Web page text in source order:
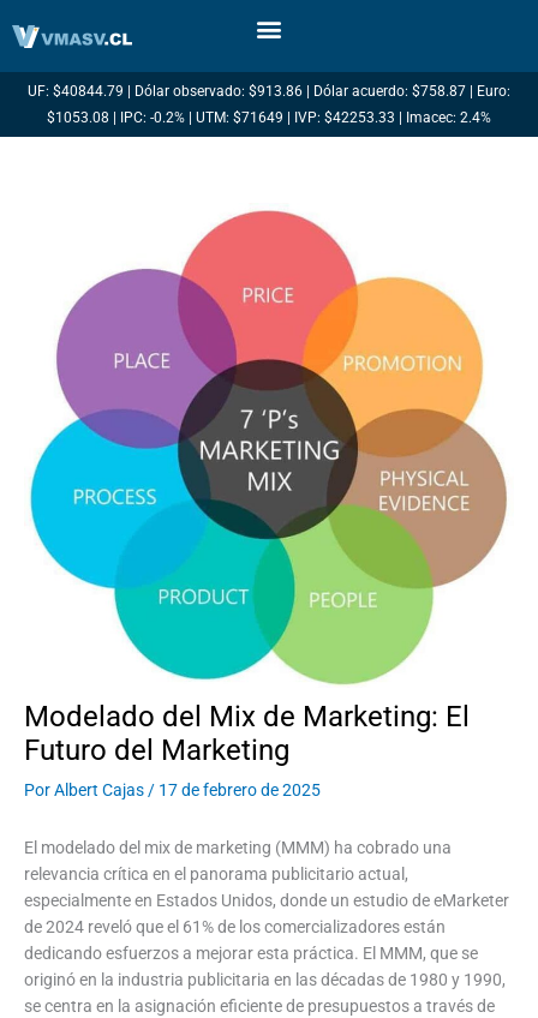
UF: $40844.79 | Dólar observado: $913.86 | Dólar acuerdo: $758.87 | Euro:
$1053.08 | IPC: -0.2% | UTM: $71649 | IVP: $42253.33 | Imacec: 2.4%
Modelado del Mix de Marketing: El
Futuro del Marketing
PorAlbert Cajas / 17 de febrero de 2025
El modelado del mix de marketing (MMM) ha cobrado una
relevancia crítica en el panorama publicitario actual,
especialmente en Estados Unidos, donde un estudio de eMarketer
de 2024 reveló que el 61% de los comercializadores están
dedicando esfuerzos a mejorar esta práctica. El MMM, que se
originó en la industria publicitaria en las décadas de 1980 y 1990,
se centra en la asignación eficiente de presupuestos a través de